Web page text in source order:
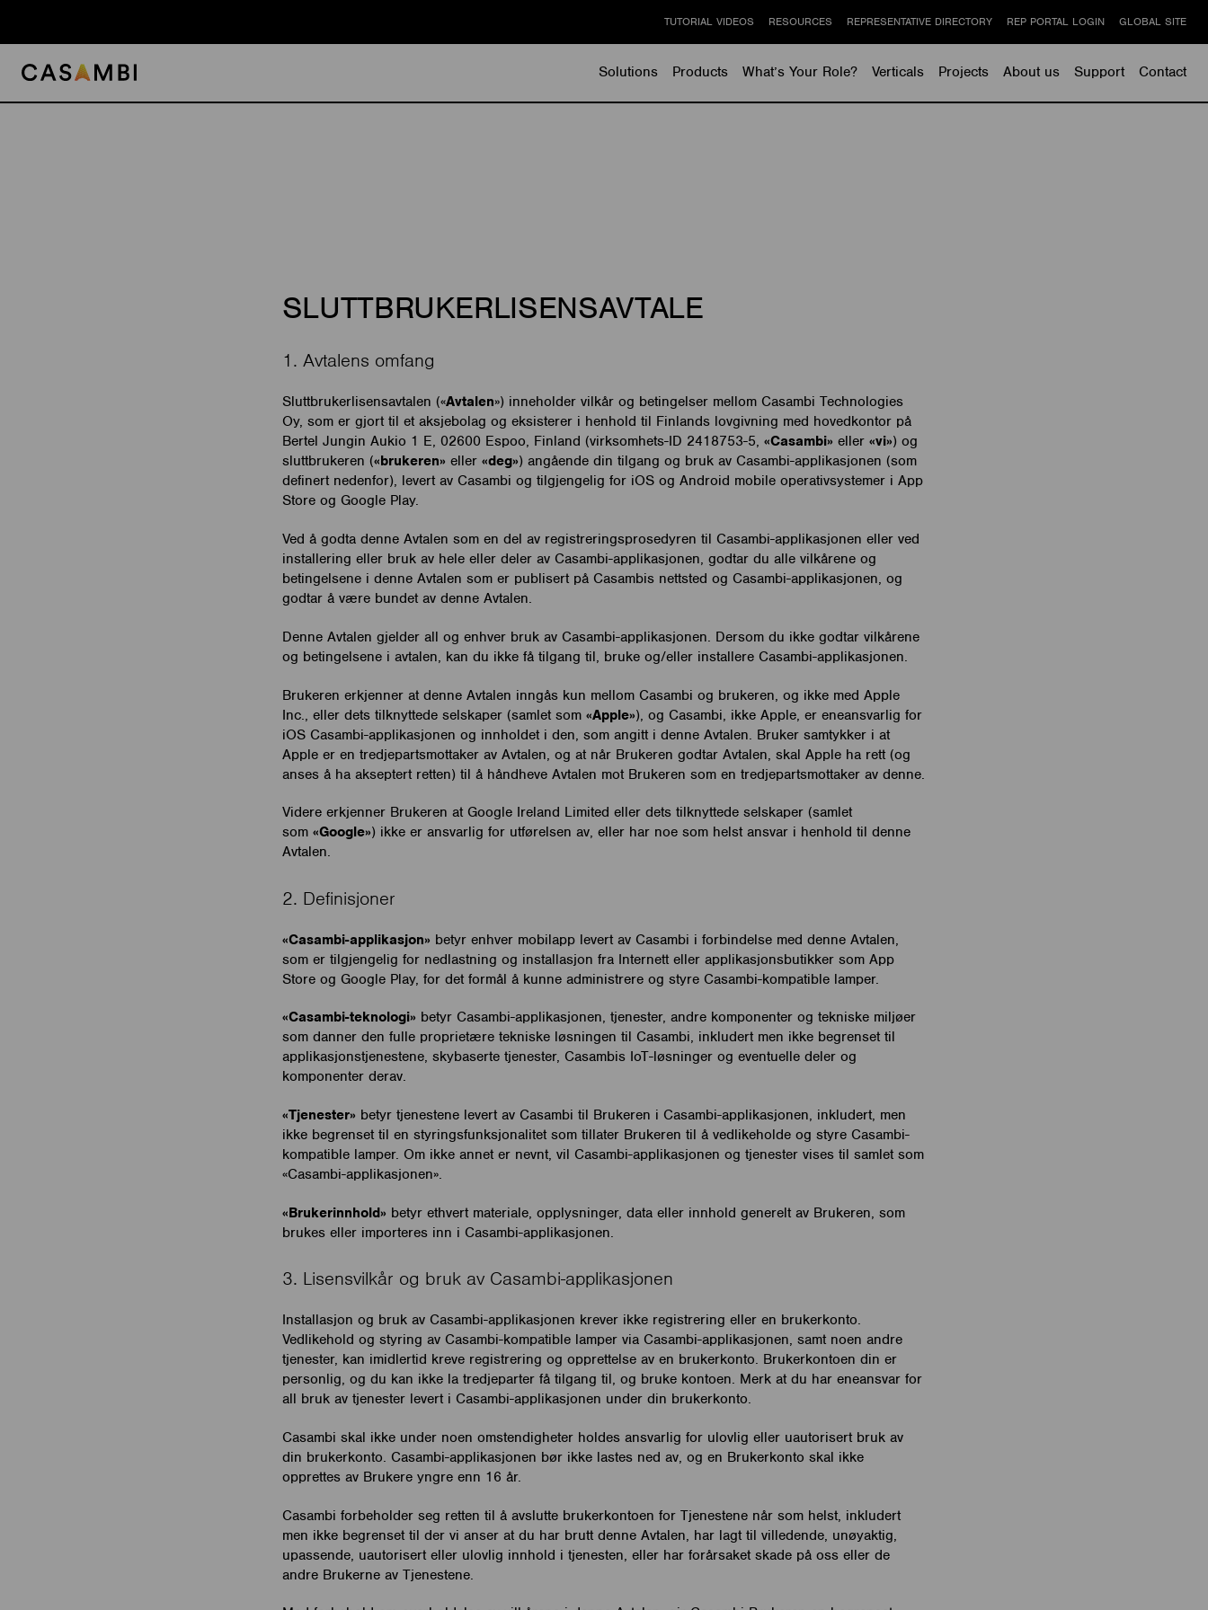
content
Solutions
Products What’s Your Role? Verticals Projects About us Support Contact
TUTORIAL VIDEOS RESOURCES REPRESENTATIVE DIRECTORY REP PORTAL LOGIN GLOBAL SITE
SLUTTBRUKERLISENSAVTALE
1. Avtalens omfang
Sluttbrukerlisensavtalen («Avtalen») inneholder vilkår og betingelser mellom Casambi Technologies
Oy, som er gjort til et aksjebolag og eksisterer i henhold til Finlands lovgivning med hovedkontor på
Bertel Jungin Aukio 1 E, 02600 Espoo, Finland (virksomhets-ID 2418753-5, «Casambi» eller «vi») og
sluttbrukeren («brukeren» eller «deg») angående din tilgang og bruk av Casambi-applikasjonen (som
definert nedenfor), levert av Casambi og tilgjengelig for iOS og Android mobile operativsystemer i App
Store og Google Play.
Ved å godta denne Avtalen som en del av registreringsprosedyren til Casambi-applikasjonen eller ved
installering eller bruk av hele eller deler av Casambi-applikasjonen, godtar du alle vilkårene og
betingelsene i denne Avtalen som er publisert på Casambis nettsted og Casambi-applikasjonen, og
godtar å være bundet av denne Avtalen.
Denne Avtalen gjelder all og enhver bruk av Casambi-applikasjonen. Dersom du ikke godtar vilkårene
og betingelsene i avtalen, kan du ikke få tilgang til, bruke og/eller installere Casambi-applikasjonen.
Brukeren erkjenner at denne Avtalen inngås kun mellom Casambi og brukeren, og ikke med Apple
Inc., eller dets tilknyttede selskaper (samlet som «Apple»), og Casambi, ikke Apple, er eneansvarlig for
iOS Casambi-applikasjonen og innholdet i den, som angitt i denne Avtalen. Bruker samtykker i at
Apple er en tredjepartsmottaker av Avtalen, og at når Brukeren godtar Avtalen, skal Apple ha rett (og
anses å ha akseptert retten) til å håndheve Avtalen mot Brukeren som en tredjepartsmottaker av denne.
Videre erkjenner Brukeren at Google Ireland Limited eller dets tilknyttede selskaper (samlet
som «Google») ikke er ansvarlig for utførelsen av, eller har noe som helst ansvar i henhold til denne
Avtalen.
2. Definisjoner
«Casambi-applikasjon» betyr enhver mobilapp levert av Casambi i forbindelse med denne Avtalen,
som er tilgjengelig for nedlastning og installasjon fra Internett eller applikasjonsbutikker som App
Store og Google Play, for det formål å kunne administrere og styre Casambi-kompatible lamper.
«Casambi-teknologi» betyr Casambi-applikasjonen, tjenester, andre komponenter og tekniske miljøer
som danner den fulle proprietære tekniske løsningen til Casambi, inkludert men ikke begrenset til
applikasjonstjenestene, skybaserte tjenester, Casambis IoT-løsninger og eventuelle deler og
komponenter derav.
«Tjenester» betyr tjenestene levert av Casambi til Brukeren i Casambi-applikasjonen, inkludert, men
ikke begrenset til en styringsfunksjonalitet som tillater Brukeren til å vedlikeholde og styre Casambi-
kompatible lamper. Om ikke annet er nevnt, vil Casambi-applikasjonen og tjenester vises til samlet som
«Casambi-applikasjonen».
«Brukerinnhold» betyr ethvert materiale, opplysninger, data eller innhold generelt av Brukeren, som
brukes eller importeres inn i Casambi-applikasjonen.
3. Lisensvilkår og bruk av Casambi-applikasjonen
Installasjon og bruk av Casambi-applikasjonen krever ikke registrering eller en brukerkonto.
Vedlikehold og styring av Casambi-kompatible lamper via Casambi-applikasjonen, samt noen andre
tjenester, kan imidlertid kreve registrering og opprettelse av en brukerkonto. Brukerkontoen din er
personlig, og du kan ikke la tredjeparter få tilgang til, og bruke kontoen. Merk at du har eneansvar for
all bruk av tjenester levert i Casambi-applikasjonen under din brukerkonto.
Casambi skal ikke under noen omstendigheter holdes ansvarlig for ulovlig eller uautorisert bruk av
din brukerkonto. Casambi-applikasjonen bør ikke lastes ned av, og en Brukerkonto skal ikke
opprettes av Brukere yngre enn 16 år.
Casambi forbeholder seg retten til å avslutte brukerkontoen for Tjenestene når som helst, inkludert
men ikke begrenset til der vi anser at du har brutt denne Avtalen, har lagt til villedende, unøyaktig,
upassende, uautorisert eller ulovlig innhold i tjenesten, eller har forårsaket skade på oss eller de
andre Brukerne av Tjenestene.